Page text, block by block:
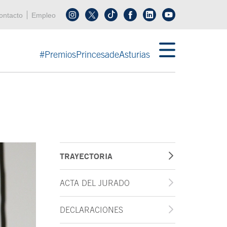
cabecera
Empleo Síguenos en tiktokSíguenos en linkedin
#PremiosPrincesadeAsturias
TRAYECTORIA
ACTA DEL JURADO
DECLARACIONES